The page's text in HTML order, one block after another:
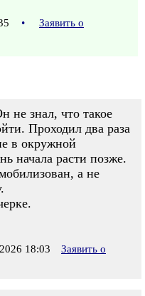
•
Заявить о
не знал, что такое
Проходил два раза
в окружной
начала расти позже.
а не
18:03
Заявить о